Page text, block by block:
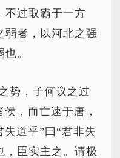
不过取霸于一方
弱者，以河北之强
。
势，子何议之过
，而亡速于唐，
道乎”曰“君非失
，臣实主之。请极